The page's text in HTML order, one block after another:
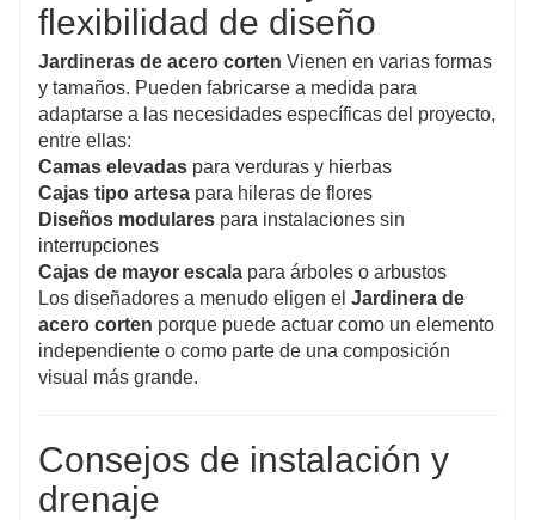
flexibilidad de diseño
Jardineras de acero corten Vienen en varias formas
y tamaños. Pueden fabricarse a medida para
adaptarse a las necesidades específicas del proyecto,
entre ellas:
Camas elevadas para verduras y hierbas
Cajas tipo artesa para hileras de flores
Diseños modulares para instalaciones sin
interrupciones
Cajas de mayor escala para árboles o arbustos
Los diseñadores a menudo eligen el Jardinera de
acero corten porque puede actuar como un elemento
independiente o como parte de una composición
visual más grande.
Consejos de instalación y
drenaje